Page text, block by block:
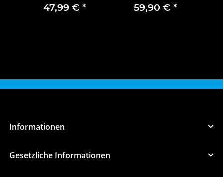
teilig E-Klasse 213
47,99 € *
Motorlüfter
59,90 € *
Informationen
Gesetzliche Informationen